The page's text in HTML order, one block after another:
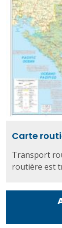
Carte
Transport
routière est